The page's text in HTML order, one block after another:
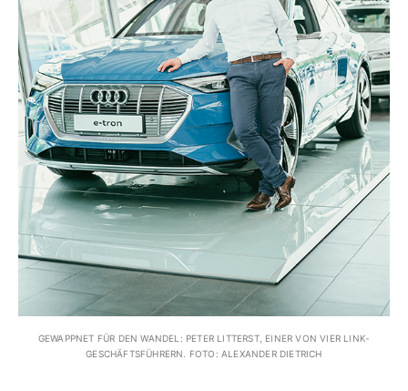
GEWAPPNET FÜR DEN WANDEL: PETER LITTERST, EINER VON VIER LINK-
GESCHÄFTSFÜHRERN. FOTO: ALEXANDER DIETRICH